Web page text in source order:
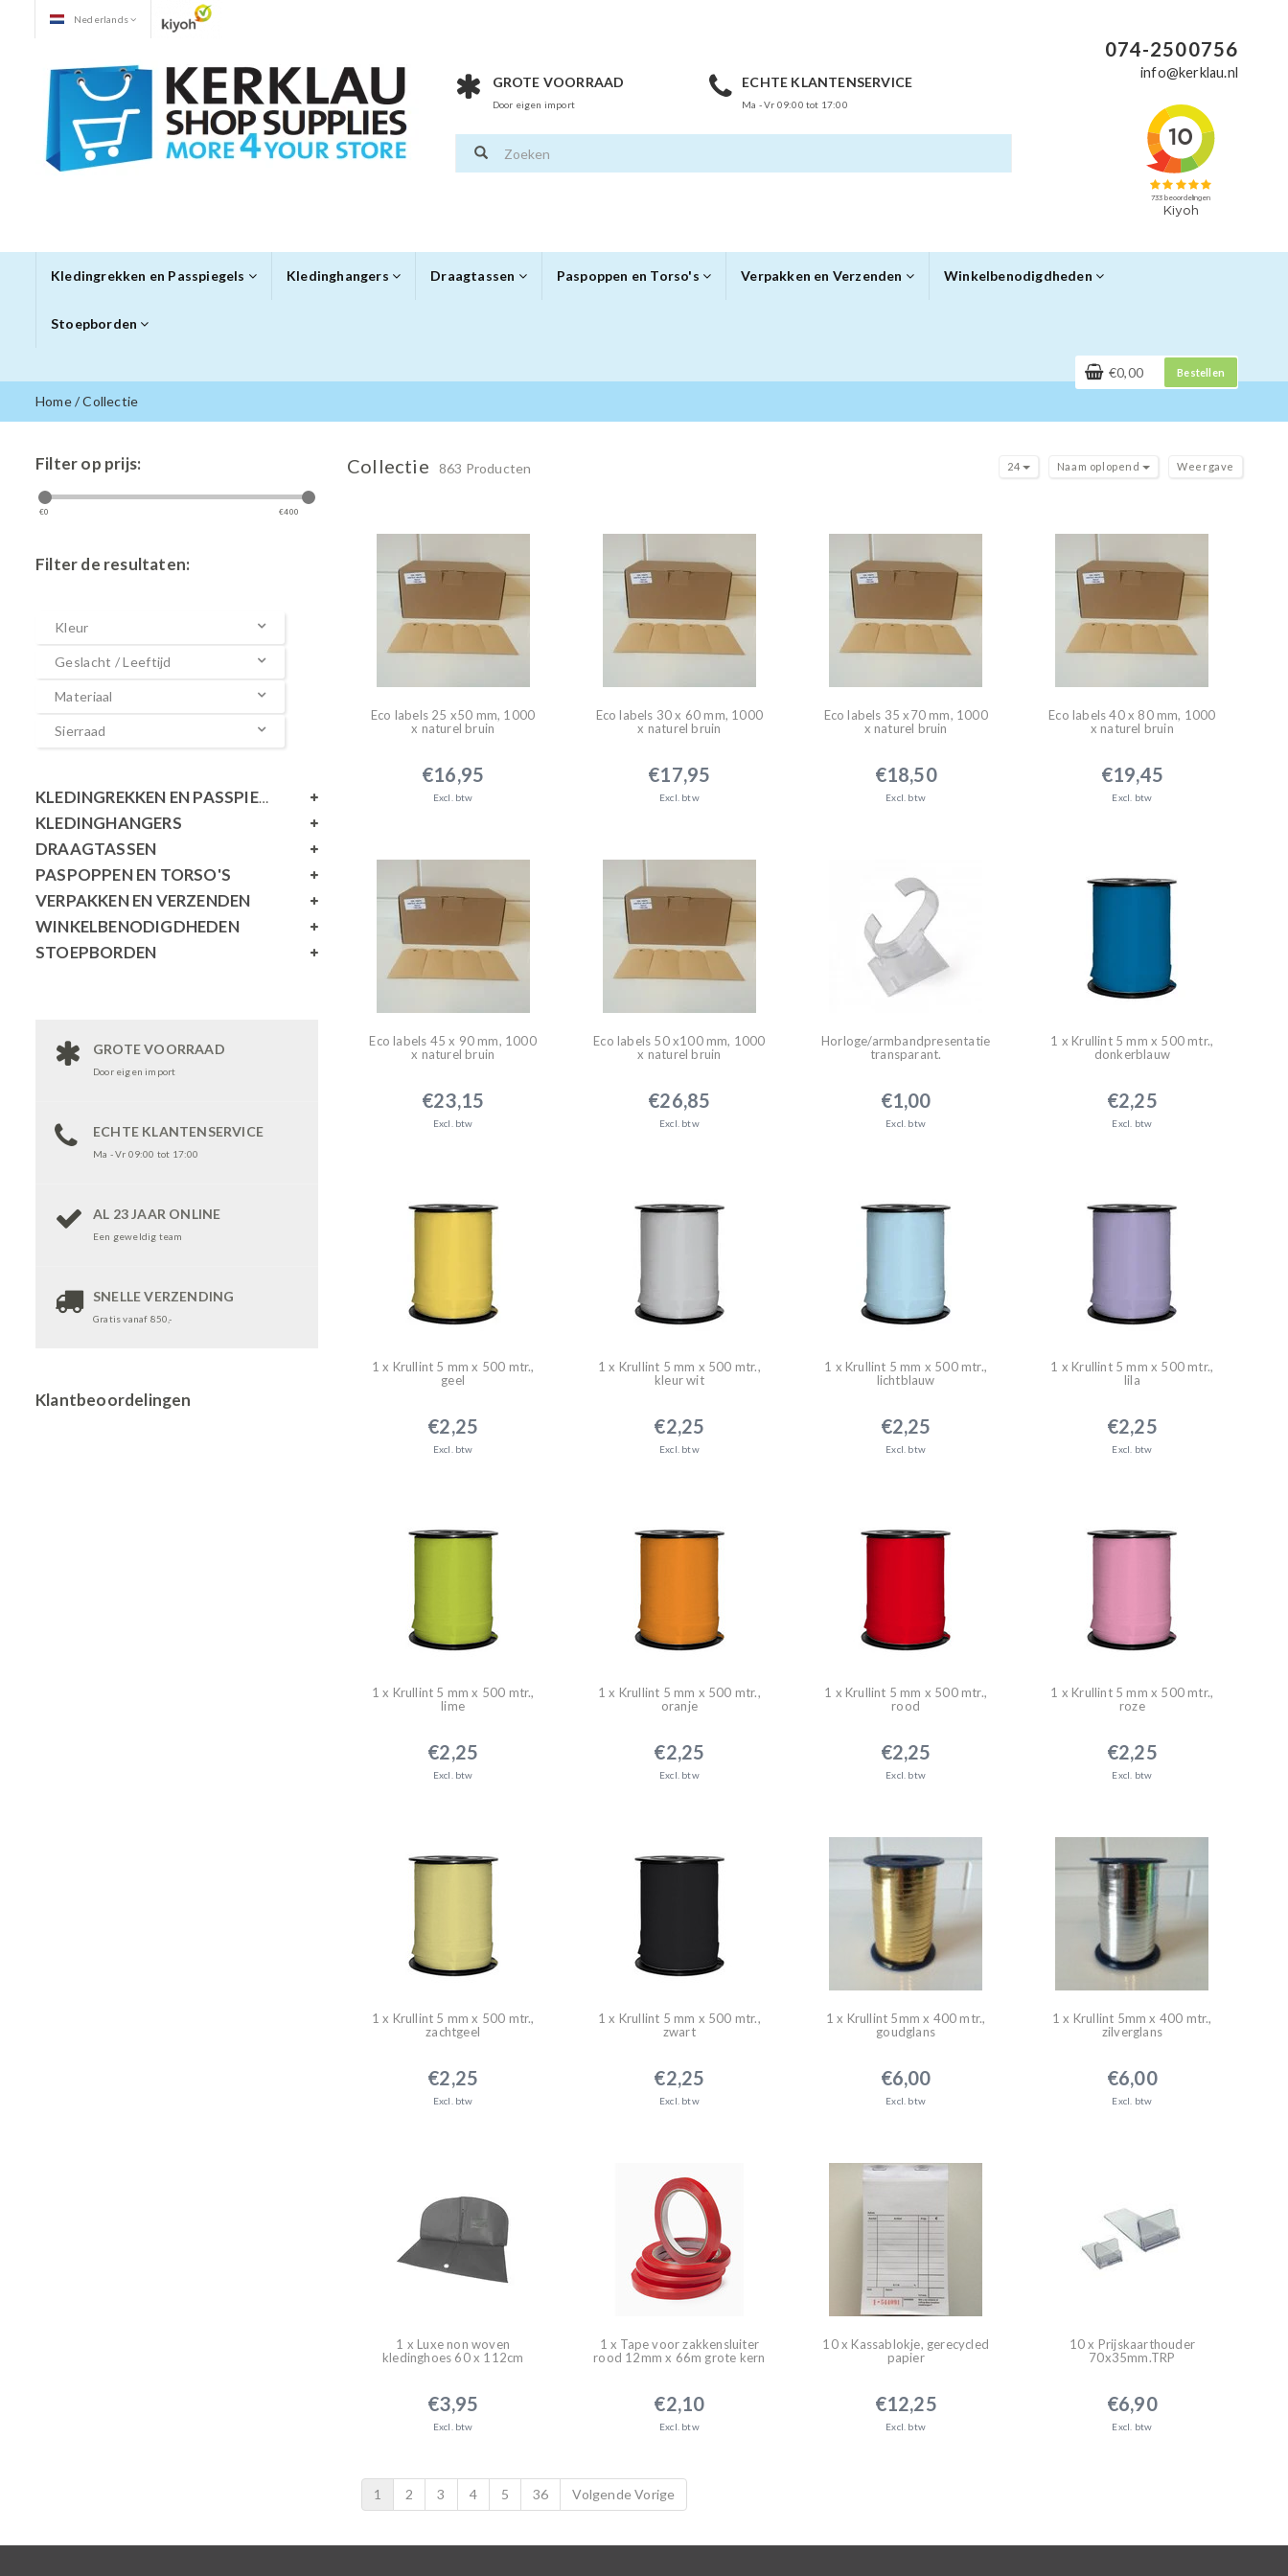
Nederlands
GROTE VOORRAAD
Door eigen import
ECHTE KLANTENSERVICE
Ma - Vr 09:00 tot 17:00
074-2500756
info@kerklau.nl
Kledingrekken en Passpiegels Kledinghangers Draagtassen Paspoppen en Torso's Verpakken en Verzenden Winkelbenodigdheden
Stoepborden
€0,00 Bestellen
Home/Collectie
Filter op prijs:
€0 €400
Filter de resultaten:
Kleur
Geslacht / Leeftijd
Materiaal
Sierraad
KLEDINGREKKEN EN PASSPIEGELS
KLEDINGHANGERS
DRAAGTASSEN
PASPOPPEN EN TORSO'S
VERPAKKEN EN VERZENDEN
WINKELBENODIGDHEDEN
STOEPBORDEN
GROTE VOORRAAD
Door eigen import
ECHTE KLANTENSERVICE
Ma - Vr 09:00 tot 17:00
AL 23 JAAR ONLINE
Een geweldig team
SNELLE VERZENDING
Gratis vanaf 850,-
Klantbeoordelingen
Collectie 863 Producten Weergave
Naam oplopend
24
Eco labels 25 x50 mm, 1000
x naturel bruin
€16,95
Excl. btw
Eco labels 30 x 60 mm, 1000
x naturel bruin
€17,95
Excl. btw
Eco labels 35 x70 mm, 1000
x naturel bruin
€18,50
Excl. btw
Eco labels 40 x 80 mm, 1000
x naturel bruin
€19,45
Excl. btw
Eco labels 45 x 90 mm, 1000
x naturel bruin
€23,15
Excl. btw
Eco labels 50 x100 mm, 1000
x naturel bruin
€26,85
Excl. btw
Horloge/armbandpresentatie
transparant.
€1,00
Excl. btw
1 x Krullint 5 mm x 500 mtr.,
donkerblauw
€2,25
Excl. btw
1 x Krullint 5 mm x 500 mtr.,
geel
€2,25
Excl. btw
1 x Krullint 5 mm x 500 mtr.,
kleur wit
€2,25
Excl. btw
1 x Krullint 5 mm x 500 mtr.,
lichtblauw
€2,25
Excl. btw
1 x Krullint 5 mm x 500 mtr.,
lila
€2,25
Excl. btw
1 x Krullint 5 mm x 500 mtr.,
lime
€2,25
Excl. btw
1 x Krullint 5 mm x 500 mtr.,
oranje
€2,25
Excl. btw
1 x Krullint 5 mm x 500 mtr.,
rood
€2,25
Excl. btw
1 x Krullint 5 mm x 500 mtr.,
roze
€2,25
Excl. btw
1 x Krullint 5 mm x 500 mtr.,
zachtgeel
€2,25
Excl. btw
1 x Krullint 5 mm x 500 mtr.,
zwart
€2,25
Excl. btw
1 x Krullint 5mm x 400 mtr.,
goudglans
€6,00
Excl. btw
1 x Krullint 5mm x 400 mtr.,
zilverglans
€6,00
Excl. btw
1 x Luxe non woven
kledinghoes 60 x 112cm
€3,95
Excl. btw
1 x Tape voor zakkensluiter
rood 12mm x 66m grote kern
€2,10
Excl. btw
10 x Kassablokje, gerecycled
papier
€12,25
Excl. btw
10 x Prijskaarthouder
70x35mm.TRP
€6,90
Excl. btw
1 2 3 4 5 36 Volgende Vorige